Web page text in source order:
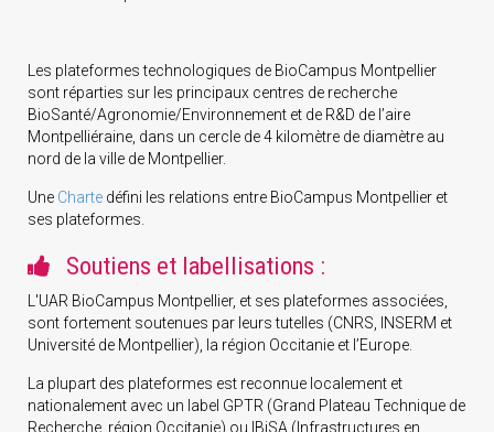
Les plateformes technologiques de BioCampus Montpellier
sont réparties sur les principaux centres de recherche
BioSanté/Agronomie/Environnement et de R&D de l’aire
Montpelliéraine, dans un cercle de 4 kilomètre de diamètre au
nord de la ville de Montpellier.
Une Charte défini les relations entre BioCampus Montpellier et
ses plateformes.
Soutiens et labellisations :
L'UAR BioCampus Montpellier, et ses plateformes associées,
sont fortement soutenues par leurs tutelles (CNRS, INSERM et
Université de Montpellier), la région Occitanie et l’Europe.
La plupart des plateformes est reconnue localement et
nationalement avec un label GPTR (Grand Plateau Technique de
Recherche, région Occitanie) ou IBiSA (Infrastructures en